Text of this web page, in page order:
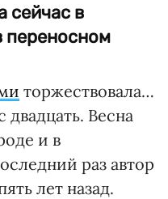
сейчас в
переносном
торжествовала…
Весна
и в
раз автор
лет назад.